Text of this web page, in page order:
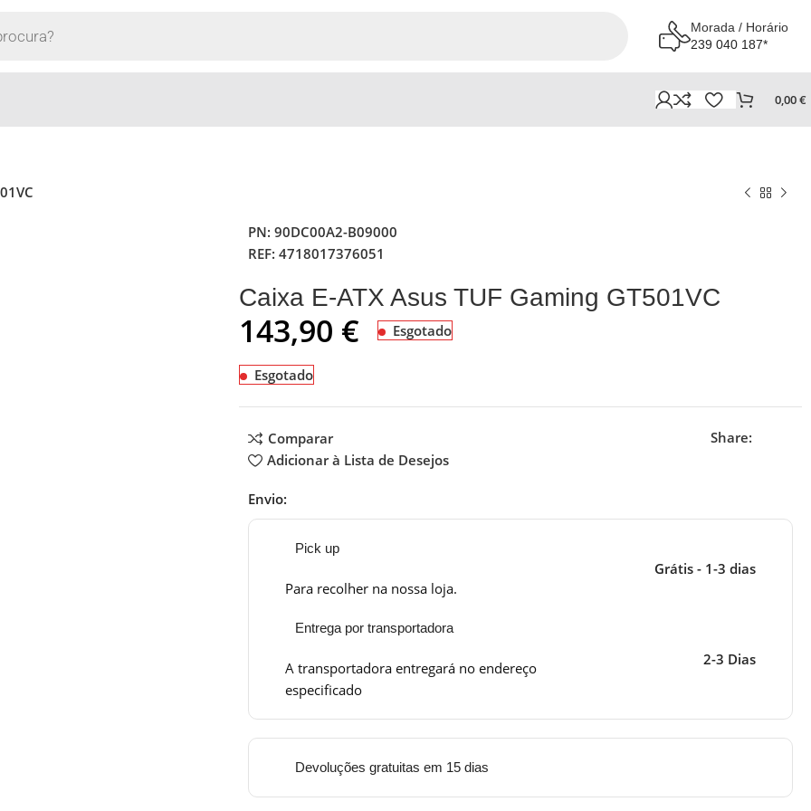
Morada / Horário
239 040 187*
0,00€
PN: 90DC00A2-B09000
REF: 4718017376051
Caixa E-ATX Asus TUF Gaming GT501VC
143,90 € Esgotado
Esgotado
Comparar
Adicionar à Lista de Desejos
Share:
Envio:
Pick up
Para recolher na nossa loja.
Grátis - 1-3 dias
Entrega por transportadora
A transportadora entregará no endereço
especificado
2-3 Dias
Devoluções gratuitas em 15 dias